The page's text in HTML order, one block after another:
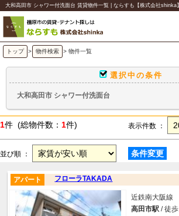
大和高田市 シャワー付洗面台 賃貸物件一覧 | ならすも【株式会社shinka】
トップ > 物件検索 > 物件一覧
選択中の条件
大和高田市 シャワー付洗面台
1件 (総物件数： 1件) 表示件数 ：
並び順 ： 条件変更
フローラTAKADA
アパート
近鉄南大阪線
高田市駅 / 徒